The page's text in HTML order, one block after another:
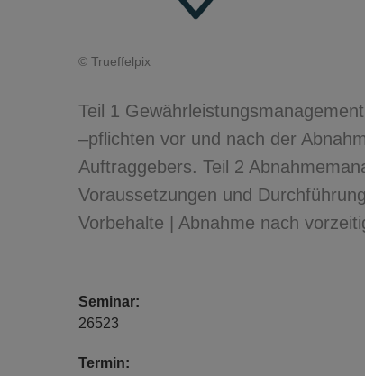
© Trueffelpix
Teil 1
–pflichten vor und nach der
Auftraggebers. Teil 2
Voraussetzungen und
Vorbehalte | Abnahme nach
Seminar:
26523
Termin: